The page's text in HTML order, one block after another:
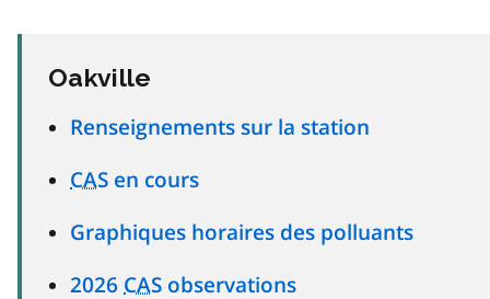
Oakville
Renseignements sur la station
CAS en cours
Graphiques horaires des polluants
2026 CAS observations